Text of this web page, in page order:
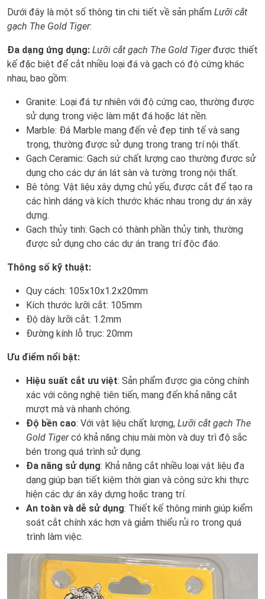
Dưới đây là một số thông tin chi tiết về sản phẩm Lưỡi cắt
gạch The Gold Tiger:
Đa dạng ứng dụng: Lưỡi cắt gạch The Gold Tigerđược thiết
kế đặc biệt để cắt nhiều loại đá và gạch có độ cứng khác
nhau, bao gồm:
Granite: Loại đá tự nhiên với độ cứng cao, thường được
sử dụng trong việc làm mặt đá hoặc lát nền.
Marble: Đá Marble mang đến vẻ đẹp tinh tế và sang
trọng, thường được sử dụng trong trang trí nội thất.
Gạch Ceramic: Gạch sứ chất lượng cao thường được sử
dụng cho các dự án lát sàn và tường trong nội thất.
Bê tông: Vật liệu xây dựng chủ yếu, được cắt để tạo ra
các hình dáng và kích thước khác nhau trong dự án xây
dựng.
Gạch thủy tinh: Gạch có thành phần thủy tinh, thường
được sử dụng cho các dự án trang trí độc đáo.
Thông số kỹ thuật:
Quy cách: 105x10x1.2x20mm
Kích thước lưỡi cắt: 105mm
Độ dày lưỡi cắt: 1.2mm
Đường kính lỗ trục: 20mm
Ưu điểm nổi bật:
Hiệu suất cắt ưu việt: Sản phẩm được gia công chính
xác với công nghệ tiên tiến, mang đến khả năng cắt
mượt mà và nhanh chóng.
Độ bền cao: Với vật liệu chất lượng, Lưỡi cắt gạch The
Gold Tigercó khả năng chịu mài mòn và duy trì độ sắc
bén trong quá trình sử dụng.
Đa năng sử dụng: Khả năng cắt nhiều loại vật liệu đa
dạng giúp bạn tiết kiệm thời gian và công sức khi thực
hiện các dự án xây dựng hoặc trang trí.
An toàn và dễ sử dụng: Thiết kế thông minh giúp kiểm
soát cắt chính xác hơn và giảm thiểu rủi ro trong quá
trình làm việc.